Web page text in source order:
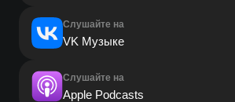
Слушайте на
VK Музыке
Слушайте на
Apple Podcasts